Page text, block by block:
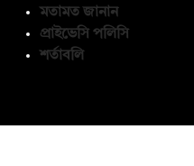
মতামত জানান
প্রাইভেসি পলিসি
শর্তাবলি